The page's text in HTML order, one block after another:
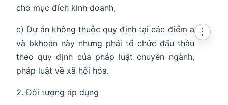
cho mục đích kinh doanh;
c) Dự án không thuộc quy định tại các điểm a
và bkhoản này nhưng phải tổ chức đấu thầu
theo quy định của pháp luật chuyên ngành,
pháp luật về xã hội hóa.
⋮
Đối tượng áp dụng